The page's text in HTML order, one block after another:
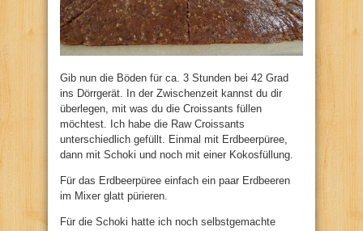
Gib nun die Böden für ca. 3 Stunden bei 42 Grad
ins Dörrgerät. In der Zwischenzeit kannst du dir
überlegen, mit was du die Croissants füllen
möchtest. Ich habe die Raw Croissants
unterschiedlich gefüllt. Einmal mit Erdbeerpüree,
dann mit Schoki und noch mit einer Kokosfüllung.
Für das Erdbeerpüree einfach ein paar Erdbeeren
im Mixer glatt pürieren.
Für die Schoki hatte ich noch selbstgemachte